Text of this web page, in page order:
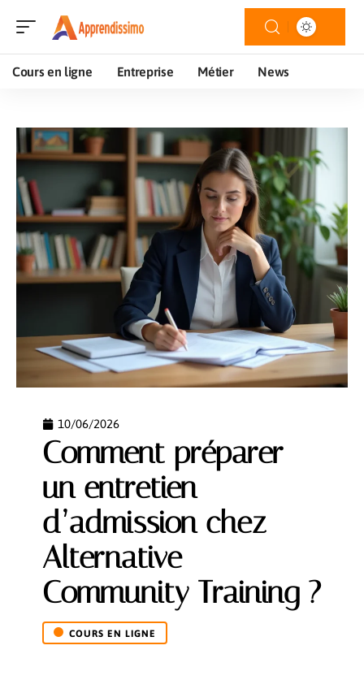
Cours en ligne Entreprise Métier News
10/06/2026
Comment préparer
un entretien
d’admission chez
Alternative
Community Training ?
COURS EN LIGNE